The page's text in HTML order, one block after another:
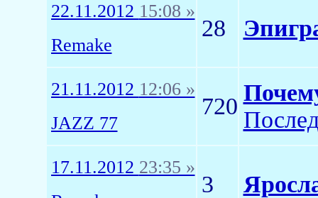
22.11.2012 15:08 »
Remake
28
21.11.2012 12:06 »
JAZZ 77
720
17.11.2012 23:35 »
3